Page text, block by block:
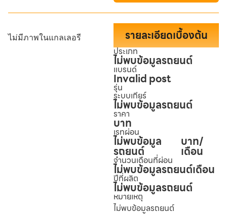
ไม่มีภาพในแกลเลอรี รายละเอียดเบื้องต้น
ประเภท
ไม่พบข้อมูลรถยนต์
แบรนด์
Invalid post
รุ่น
ระบบเกียร์
ไม่พบข้อมูลรถยนต์
ราคา
บาท
เรทผ่อน
ไม่พบข้อมูล
รถยนต์
บาท/
เดือน
จำนวนเดือนที่ผ่อน
ไม่พบข้อมูลรถยนต์เดือน
ปีที่ผลิต
ไม่พบข้อมูลรถยนต์
หมายเหตุ
ไม่พบข้อมูลรถยนต์